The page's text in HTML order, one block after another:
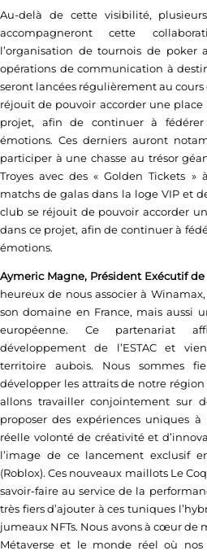
Au-delà de cette visibilité,
accompagneront cette
l’organisation de tournois de poker
opérations de communication à
seront lancées régulièrement au cours
réjouit de pouvoir accorder une place
projet, afin de continuer à
émotions. Ces derniers auront
participer à une chasse au trésor
Troyes avec des « Golden Tickets »
matchs de galas dans la loge VIP et
club se réjouit de pouvoir accorder
dans ce projet, afin de continuer à
émotions.
Aymeric Magne, Président Exécutif de
heureux de nous associer à
son domaine en France, mais aussi
européenne. Ce partenariat
développement de l’ESTAC et
territoire aubois. Nous sommes
développer les attraits de notre
allons travailler conjointement sur
proposer des expériences uniques
réelle volonté de créativité et
l’image de ce lancement exclusif
(Roblox). Ces nouveaux maillots Le
savoir-faire au service de la
très fiers d’ajouter à ces tuniques
jumeaux NFTs. Nous avons à cœur de
Métaverse et le monde réel où nos